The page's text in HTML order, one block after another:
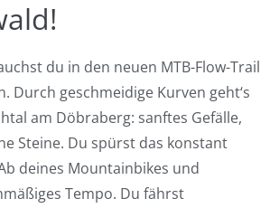
du in den neuen MTB-Flow-Trail
Durch geschmeidige Kurven geht‘s
am Döbraberg: sanftes Gefälle,
Steine. Du spürst das konstant
deines Mountainbikes und
Tempo. Du fährst